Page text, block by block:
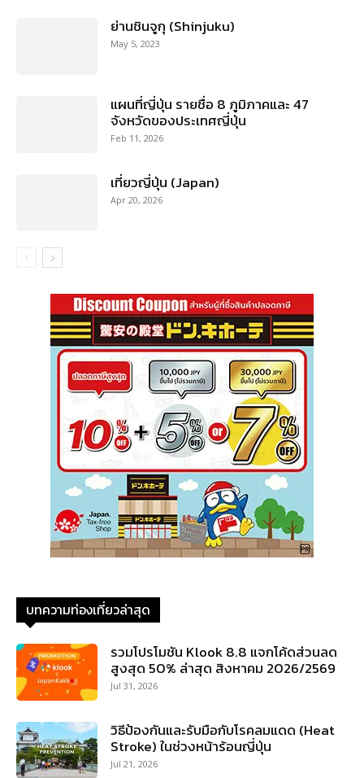
ย่านชินจูกุ (Shinjuku)
May 5, 2023
แผนที่ญี่ปุ่น รายชื่อ 8 ภูมิภาคและ 47
จังหวัดของประเทศญี่ปุ่น
Feb 11, 2026
เที่ยวญี่ปุ่น (Japan)
Apr 20, 2026
บทความท่องเที่ยวล่าสุด
รวมโปรโมชัน Klook 8.8 แจกโค้ดส่วนลด
สูงสุด 50% ล่าสุด สิงหาคม 2026/2569
Jul 31, 2026
วิธีป้องกันและรับมือกับโรคลมแดด (Heat
Stroke) ในช่วงหน้าร้อนญี่ปุ่น
Jul 21, 2026